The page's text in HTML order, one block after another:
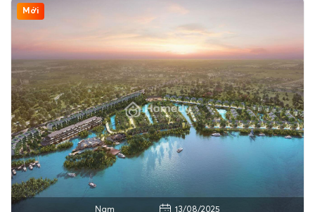
Mới
Thành phố Hội An, Quảng Nam
13/08/2025